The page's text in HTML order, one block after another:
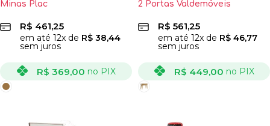
Minas Plac
R$ 461,25
em até 12x de R$ 38,44
sem juros
R$ 369,00 no PIX
2 Portas Valdemóveis
R$ 561,25
em até 12x de R$ 46,77
sem juros
R$ 449,00 no PIX